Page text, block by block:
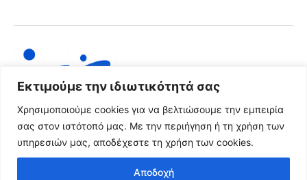
Εκτιμούμε την ιδιωτικότητά σας
Χρησιμοποιούμε cookies για να βελτιώσουμε την εμπειρία
σας στον ιστότοπό μας. Με την περιήγηση ή τη χρήση των
υπηρεσιών μας, αποδέχεστε τη χρήση των cookies.
Αποδοχή
Όροι Χρήσης & Πολιτική Απορρήτου